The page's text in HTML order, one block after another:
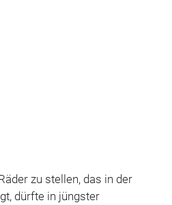
zu stellen, das in der
dürfte in jüngster